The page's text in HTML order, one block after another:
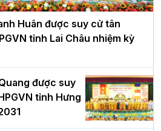
Huân được suy cử tân
tỉnh Lai Châu nhiệm kỳ
được suy
tỉnh Hưng